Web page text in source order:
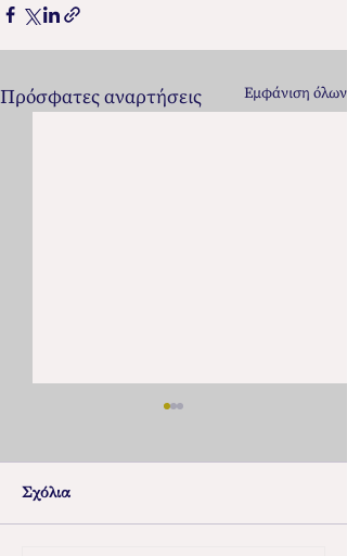
Πρόσφατες αναρτήσεις Εμφάνιση όλων
Σχόλια